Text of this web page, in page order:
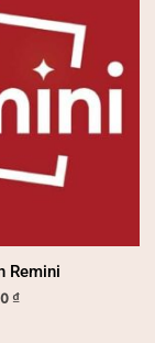
Remini
₫
699.000 ₫
đến
1.599.000 ₫